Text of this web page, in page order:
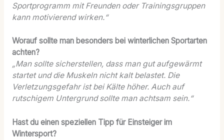
Sportprogramm mit Freunden oder Trainingsgruppen
kann motivierend wirken.“
Worauf sollte man besonders bei winterlichen Sportarten
achten?
„Man sollte sicherstellen, dass man gut aufgewärmt
startet und die Muskeln nicht kalt belastet. Die
Verletzungsgefahr ist bei Kälte höher. Auch auf
rutschigem Untergrund sollte man achtsam sein.“
Hast du einen speziellen Tipp für Einsteiger im
Wintersport?